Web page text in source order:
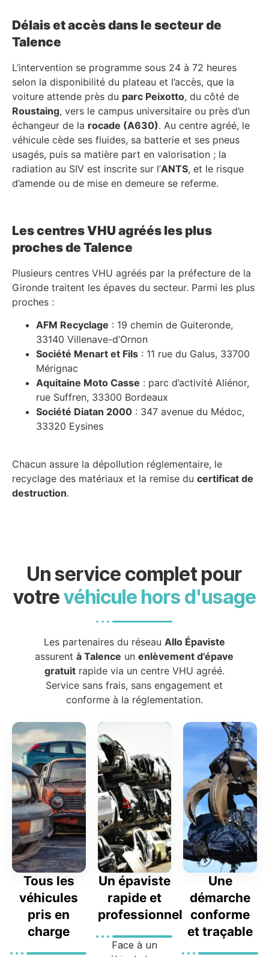
Délais et accès dans le secteur de
Talence
L’intervention se programme sous 24 à 72 heures
selon la disponibilité du plateau et l’accès, que la
voiture attende près du parc Peixotto, du côté de
Roustaing, vers le campus universitaire ou près d’un
échangeur de la rocade (A630). Au centre agréé, le
véhicule cède ses fluides, sa batterie et ses pneus
usagés, puis sa matière part en valorisation ; la
radiation au SIV est inscrite sur l’ANTS, et le risque
d’amende ou de mise en demeure se referme.
Les centres VHU agréés les plus
proches de Talence
Plusieurs centres VHU agréés par la préfecture de la
Gironde traitent les épaves du secteur. Parmi les plus
proches :
AFM Recyclage : 19 chemin de Guiteronde,
33140 Villenave-d’Ornon
Société Menart et Fils : 11 rue du Galus, 33700
Mérignac
Aquitaine Moto Casse : parc d’activité Aliénor,
rue Suffren, 33300 Bordeaux
Société Diatan 2000 : 347 avenue du Médoc,
33320 Eysines
Chacun assure la dépollution réglementaire, le
recyclage des matériaux et la remise du certificat de
destruction.
Un service complet pour
votrevéhicule hors d'usage
Les partenaires du réseau Allo Épaviste
assurentà Talence unenlèvement d'épave
gratuitrapide via un centre VHU agréé.
Service sans frais, sans engagement et
conforme à la réglementation.
Tous les
véhicules
pris en
charge
Un épaviste
rapide et
professionnel
Face à un
Une
démarche
conforme
et traçable